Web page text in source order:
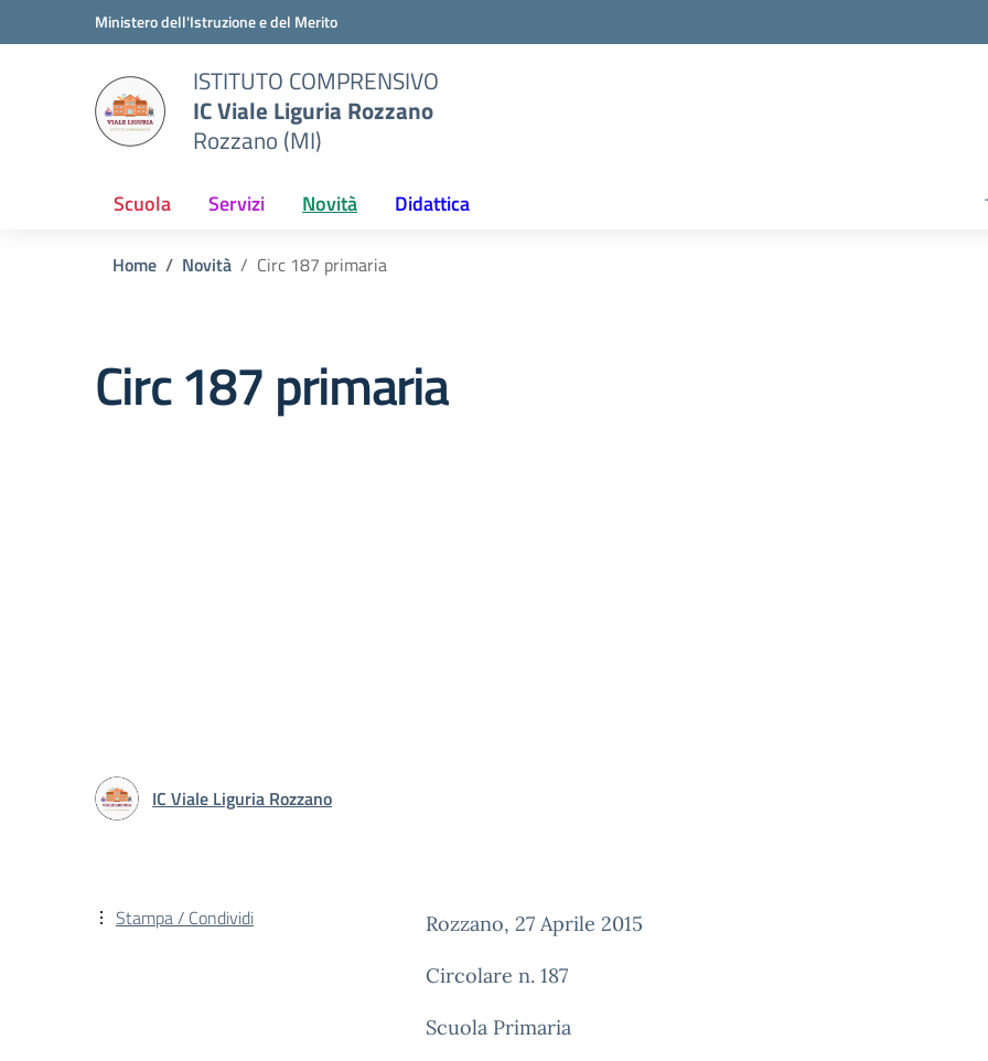
Vai ai contenuti
Vai al menu di navigazioneMinistero dell'Istruzione e del Merito
ISTITUTO COMPRENSIVO
IC Viale Liguria Rozzano
Rozzano (MI)
Scuola Servizi Novità Didattica
Home Novità Circ 187 primaria
Circ 187 primaria
IC Viale Liguria Rozzano
Rozzano, 27 Aprile 2015
Circolare n. 187
Scuola Primaria
Stampa / Condividi